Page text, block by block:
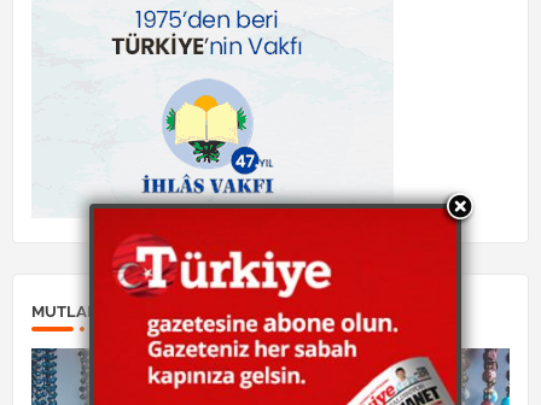
MUTLAKA OKUYUN: